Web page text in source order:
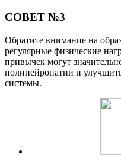
СОВЕТ №3
Обратите внимание на
регулярные физические
привычек могут
полинейропатии и
системы.